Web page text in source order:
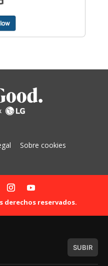
Sobre cookies
derechos reservados.
SUBIR